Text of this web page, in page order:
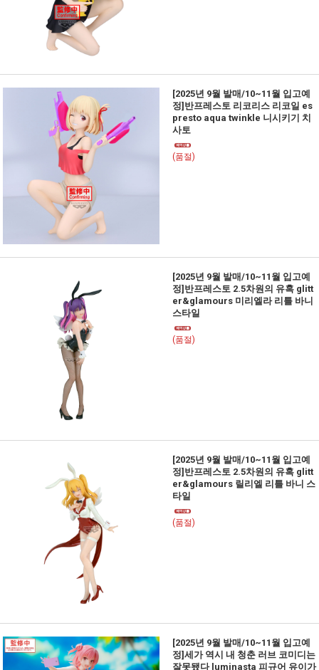
[2025년 9월 발매/10~11월 입고예
정]반프레스토 리코리스 리코일 es
presto aqua twinkle 니시키기 치
사토
(품절)
[2025년 9월 발매/10~11월 입고예
정]반프레스토 2.5차원의 유혹 glitt
er&glamours 미리엘라 리틀 바니
스타일
(품절)
[2025년 9월 발매/10~11월 입고예
정]반프레스토 2.5차원의 유혹 glitt
er&glamours 릴리엘 리틀 바니 스
타일
(품절)
[2025년 9월 발매/10~11월 입고예
정]세가 역시 내 청춘 러브 코미디는
잘못됐다 luminasta 피규어 유이가